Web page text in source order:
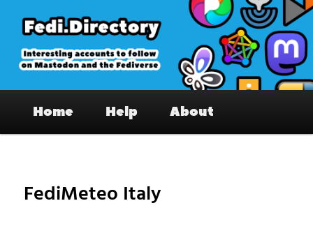
primary
content
Fedi.Directory – Interesting accounts
on Mastodon & the Fediverse
Home Help About
FediMeteo Italy